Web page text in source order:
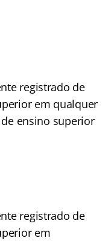
registrado de
em qualquer
ensino superior
registrado de
em